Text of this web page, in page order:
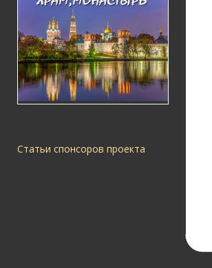
Статьи спонсоров проекта